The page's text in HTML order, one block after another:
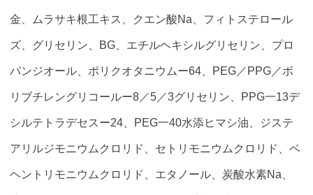
金、ムラサキ根工キス、クエン酸Na、フィトステロール
ズ、グリセリン、BG、エチルヘキシルグリセリン、プロ
パンジオール、ポリクオタニウムー64、PEG／PPG／ボ
リブチレングリコールー8／5／3グリセリン、PPG一13デ
シルテトラデセスー24、PEG一40水添ヒマシ油、ジステ
アリルジモニウムクロリド、セトリモニウムクロリド、ベ
ヘントリモニウムクロリド、エタノール、炭酸水素Na、